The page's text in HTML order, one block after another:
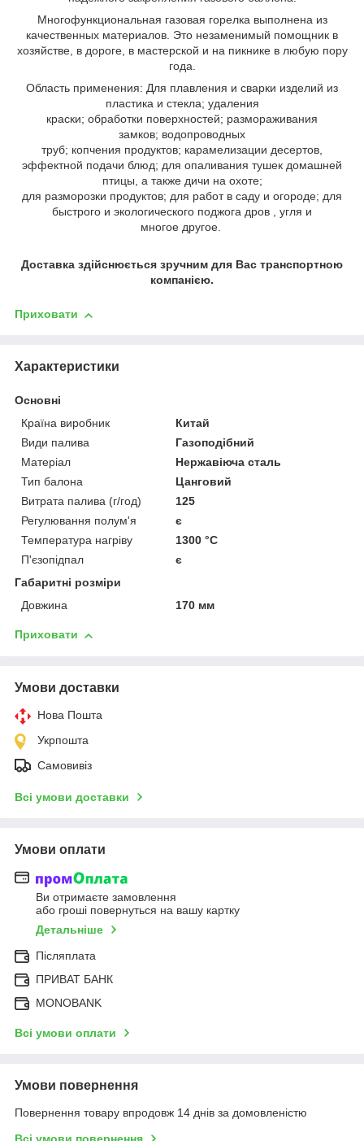
Многофункциональная газовая горелка выполнена из
качественных материалов. Это незаменимый помощник в
хозяйстве, в дороге, в мастерской и на пикнике в любую пору
года.
Область применения: Для плавления и сварки изделий из
пластика и стекла; удаления
краски; обработки поверхностей; размораживания
замков; водопроводных
труб; копчения продуктов; карамелизации десертов,
эффектной подачи блюд; для опаливания тушек домашней
птицы, а также дичи на охоте;
для разморозки продуктов; для работ в саду и огороде; для
быстрого и экологического поджога дров , угля и
многое другое.
Доставка здійснюється зручним для Вас транспортною
компанією.
Приховати
Характеристики
Основні
Країна виробник
Китай
Види палива
Газоподібний
Матеріал
Нержавіюча сталь
Тип балона
Цанговий
Витрата палива (г/год)
125
Регулювання полум'я
є
Температура нагріву
1300 °C
П'єзопідпал
є
Габаритні розміри
Довжина
170 мм
Приховати
Умови доставки
Нова Пошта
Укрпошта
Самовивіз
Всі умови доставки
Умови оплати
Ви отримаєте замовлення
або гроші повернуться на вашу картку
Детальніше
Післяплата
ПРИВАТ БАНК
MONOBANK
Всі умови оплати
Умови повернення
Повернення товару впродовж 14 днів за домовленістю
Всі умови повернення